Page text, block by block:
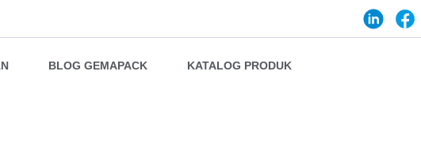
BLOG GEMAPACK KATALOG PRODUK